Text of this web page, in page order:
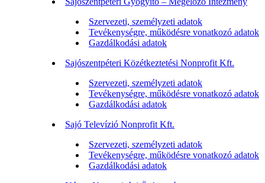
Szervezeti, személyzeti adatok
Tevékenységre, működésre vonatkozó adatok
Gazdálkodási adatok
Sajószentpéteri Közétkeztetési Nonprofit Kft.
Szervezeti, személyzeti adatok
Tevékenységre, működésre vonatkozó adatok
Gazdálkodási adatok
Sajó Televízió Nonprofit Kft.
Szervezeti, személyzeti adatok
Tevékenységre, működésre vonatkozó adatok
Gazdálkodási adatok